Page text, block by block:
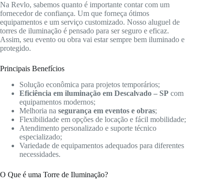
Na Revlo, sabemos quanto é importante contar com um
fornecedor de confiança. Um que forneça ótimos
equipamentos e um serviço customizado. Nosso aluguel de
torres de iluminação é pensado para ser seguro e eficaz.
Assim, seu evento ou obra vai estar sempre bem iluminado e
protegido.
Principais Benefícios
Solução econômica para projetos temporários;
Eficiência em iluminação em Descalvado – SP com
equipamentos modernos;
Melhoria na segurança em eventos e obras;
Flexibilidade em opções de locação e fácil mobilidade;
Atendimento personalizado e suporte técnico
especializado;
Variedade de equipamentos adequados para diferentes
necessidades.
O Que é uma Torre de Iluminação?